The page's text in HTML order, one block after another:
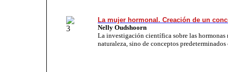
La mujer hormonal. Creación de un
Nelly Oudshoorn
La investigación científica sobre las hormonas
naturaleza, sino de conceptos